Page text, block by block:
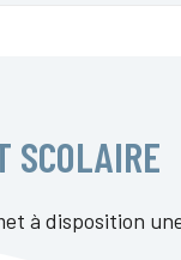
SCOLAIRE
à disposition